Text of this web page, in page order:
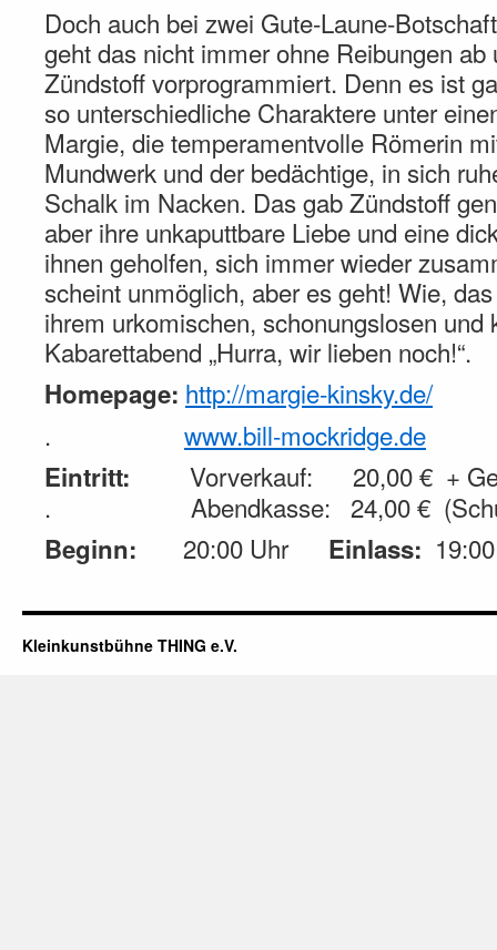
Doch auch bei zwei Gute-Laune-
geht das nicht immer ohne Reibungen ab
Zündstoff vorprogrammiert. Denn es ist
so unterschiedliche Charaktere unter
Margie, die temperamentvolle Römerin
Mundwerk und der bedächtige, in sich
Schalk im Nacken. Das gab Zündstoff
aber ihre unkaputtbare Liebe und eine
ihnen geholfen, sich immer wieder
scheint unmöglich, aber es geht! Wie,
ihrem urkomischen, schonungslosen und
Kabarettabend „Hurra, wir lieben noch!“.
Homepage: http://margie-kinsky.de/
. www.bill-mockridge.de
Eintritt: Vorverkauf: 20,00 € +
. Abendkasse: 24,00 €
Beginn: 20:00 Uhr Einlass:
Kleinkunstbühne THING e.V.